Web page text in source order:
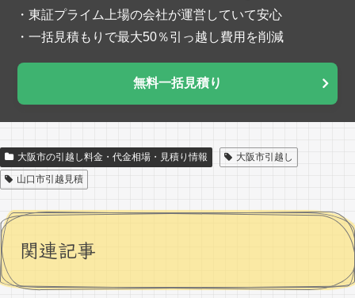
・東証プライム上場の会社が運営していて安心
・一括見積もりで最大50％引っ越し費用を削減
無料一括見積り
大阪市の引越し料金・代金相場・見積り情報
大阪市引越し
山口市引越見積
関連記事